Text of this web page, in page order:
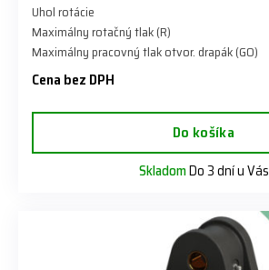
Uhol rotácie
Maximálny rotačný tlak (R)
Maximálny pracovný tlak otvor. drapák (GO)
Cena bez DPH
Do košíka
SkladomDo 3 dní u Vás